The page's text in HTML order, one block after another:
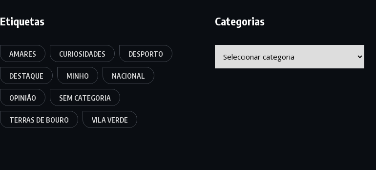
Etiquetas
AMARES CURIOSIDADES DESPORTO
DESTAQUE MINHO NACIONAL
OPINIÃO SEM CATEGORIA
TERRAS DE BOURO VILA VERDE
Categorias